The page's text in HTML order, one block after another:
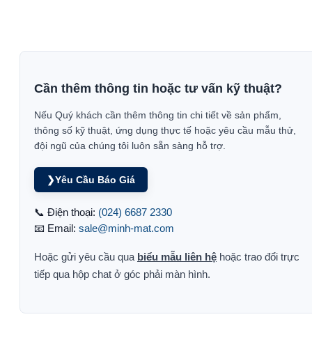
Cần thêm thông tin hoặc tư vấn kỹ thuật?
Nếu Quý khách cần thêm thông tin chi tiết về sản phẩm,
thông số kỹ thuật, ứng dụng thực tế hoặc yêu cầu mẫu thử,
đội ngũ của chúng tôi luôn sẵn sàng hỗ trợ.
❯Yêu Cầu Báo Giá
📞 Điện thoại: (024) 6687 2330
📧 Email: sale@minh-mat.com
Hoặc gửi yêu cầu qua biểu mẫu liên hệ hoặc trao đổi trực
tiếp qua hộp chat ở góc phải màn hình.